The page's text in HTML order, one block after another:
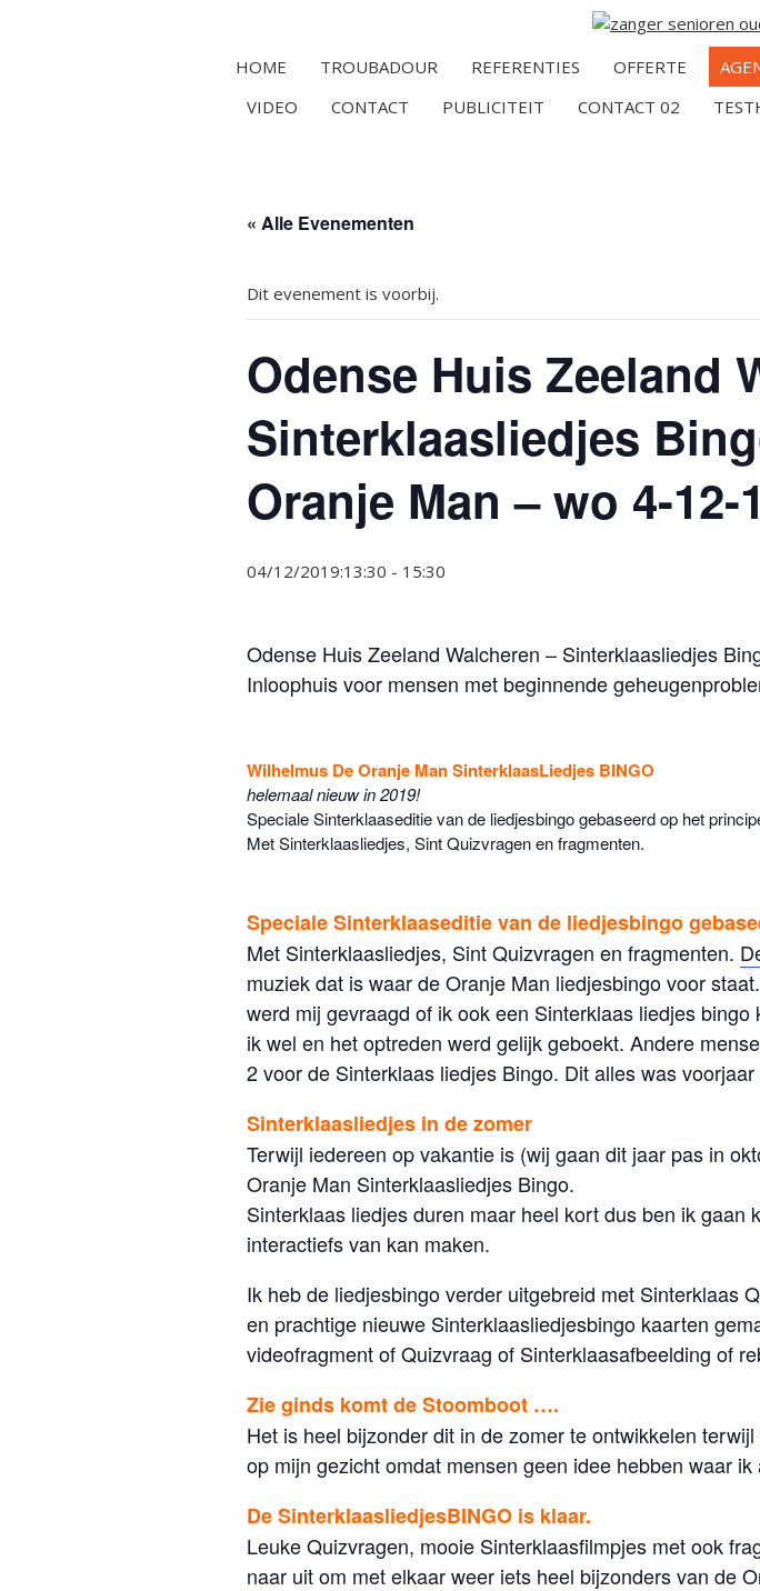
HOME TROUBADOUR REFERENTIES OFFERTE
VIDEO
CONTACT PUBLICITEIT CONTACT 02
« Alle Evenementen
Dit evenement is voorbij.
Odense Huis Zeeland
Sinterklaasliedjes
Oranje Man – wo 4-12-
04/12/2019:13:30 - 15:30
Odense Huis Zeeland Walcheren – Sinterklaasliedjes
Inloophuis voor mensen met beginnende
Wilhelmus De Oranje Man SinterklaasLiedjes BINGO
helemaal nieuw in 2019!
Speciale Sinterklaaseditie van de liedjesbingo gebaseerd op het
Met Sinterklaasliedjes, Sint Quizvragen en fragmenten.
Speciale Sinterklaaseditie van de liedjesbingo
Met Sinterklaasliedjes, Sint Quizvragen en fragmenten.
muziek dat is waar de Oranje Man liedjesbingo voor
werd mij gevraagd of ik ook een Sinterklaas liedjes
ik wel en het optreden werd gelijk geboekt. Andere
2 voor de Sinterklaas liedjes Bingo. Dit alles was voorjaar
Sinterklaasliedjes in de zomer
Terwijl iedereen op vakantie is (wij gaan dit jaar pas in
Oranje Man Sinterklaasliedjes Bingo.
Sinterklaas liedjes duren maar heel kort dus ben ik gaan
interactiefs van kan maken.
Ik heb de liedjesbingo verder uitgebreid met Sinterklaas
en prachtige nieuwe Sinterklaasliedjesbingo kaarten
videofragment of Quizvraag of Sinterklaasafbeelding of
Zie ginds komt de Stoomboot ….
Het is heel bijzonder dit in de zomer te ontwikkelen
op mijn gezicht omdat mensen geen idee hebben waar
De SinterklaasliedjesBINGO is klaar.
Leuke Quizvragen, mooie Sinterklaasfilmpjes met ook
naar uit om met elkaar weer iets heel bijzonders van de